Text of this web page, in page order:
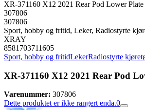
XR-371160 X12 2021 Rear Pod Lower
307806
307806
Sport, hobby og fritid, Leker, Radiostyrte
XRAY
8581703711605
Sport, hobby og fritidLekerRadiostyrte
XR-371160 X12 2021 Rear Pod
Varenummer: 307806
Dette produktet er ikke rangert enda.0